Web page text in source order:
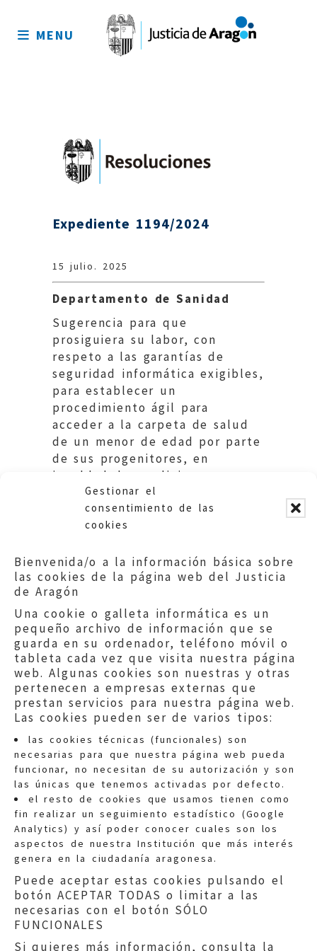
Gestionar el
consentimiento de las
cookies
Bienvenida/o a la información básica sobre
las cookies de la página web del Justicia
de Aragón
Una cookie o galleta informática es un
pequeño archivo de información que se
guarda en su ordenador, teléfono móvil o
tableta cada vez que visita nuestra página
web. Algunas cookies son nuestras y otras
pertenecen a empresas externas que
prestan servicios para nuestra página web.
Las cookies pueden ser de varios tipos:
las cookies técnicas (funcionales) son
necesarias para que nuestra página web pueda
funcionar, no necesitan de su autorización y son
las únicas que tenemos activadas por defecto.
el resto de cookies que usamos tienen como
fin realizar un seguimiento estadístico (Google
Analytics) y así poder conocer cuales son los
aspectos de nuestra Institución que más interés
genera en la ciudadanía aragonesa.
Puede aceptar estas cookies pulsando el
botón ACEPTAR TODAS o limitar a las
necesarias con el botón SÓLO
FUNCIONALES
Si quieres más información, consulta la
sitio
MENU
Expediente 1194/2024
15 julio. 2025
Departamento de Sanidad
Sugerencia para que
prosiguiera su labor, con
respeto a las garantías de
seguridad informática exigibles,
para establecer un
procedimiento ágil para
acceder a la carpeta de salud
de un menor de edad por parte
de sus progenitores, en
igualdad de condiciones para
ambos.
Quejas:quejas@eljusticiadearagon.es
Información general:
informacion@eljusticiadearagon.es
Teléfonos:900 210 210/